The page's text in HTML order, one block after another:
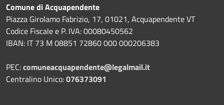
Comune di Acquapendente
Piazza Girolamo Fabrizio, 17, 01021, Acquapendente VT
Codice Fiscale e P. IVA: 00080450562
IBAN: IT 73 M 08851 72860 000 000206383
PEC:comuneacquapendente@legalmail.it
Centralino Unico:076373091